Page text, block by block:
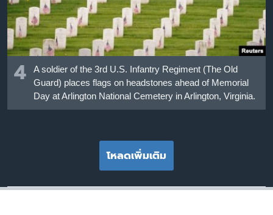
4
A soldier of the 3rd U.S. Infantry Regiment (The Old
Guard) places flags on headstones ahead of Memorial
Day at Arlington National Cemetery in Arlington, Virginia.
โหลดเพิ่มเติม